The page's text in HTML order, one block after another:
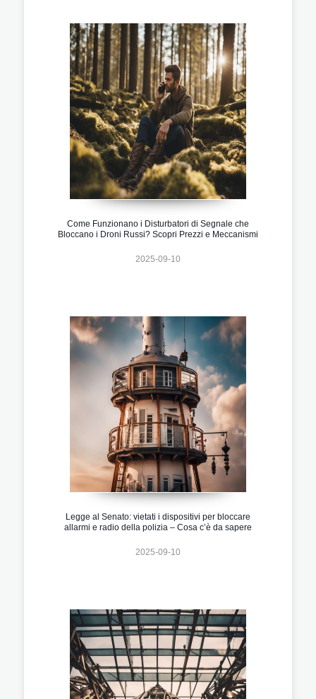
Come Funzionano i Disturbatori di Segnale che
Bloccano i Droni Russi? Scopri Prezzi e Meccanismi
2025-09-10
Legge al Senato: vietati i dispositivi per bloccare
allarmi e radio della polizia – Cosa c’è da sapere
2025-09-10